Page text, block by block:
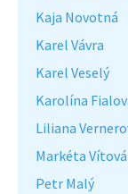
Kaja Novotná
Karel Vávra
Karel Veselý
Karolína
Liliana
Markéta Vítová
Petr Malý